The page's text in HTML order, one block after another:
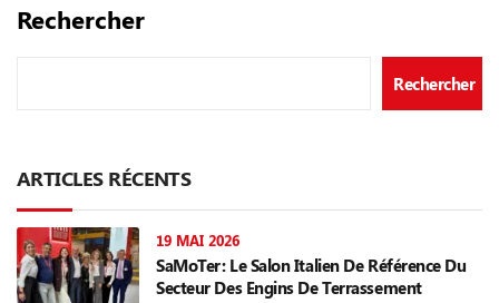
Rechercher
Rechercher
ARTICLES RÉCENTS
19 MAI 2026
SaMoTer: Le Salon Italien De Référence Du
Secteur Des Engins De Terrassement